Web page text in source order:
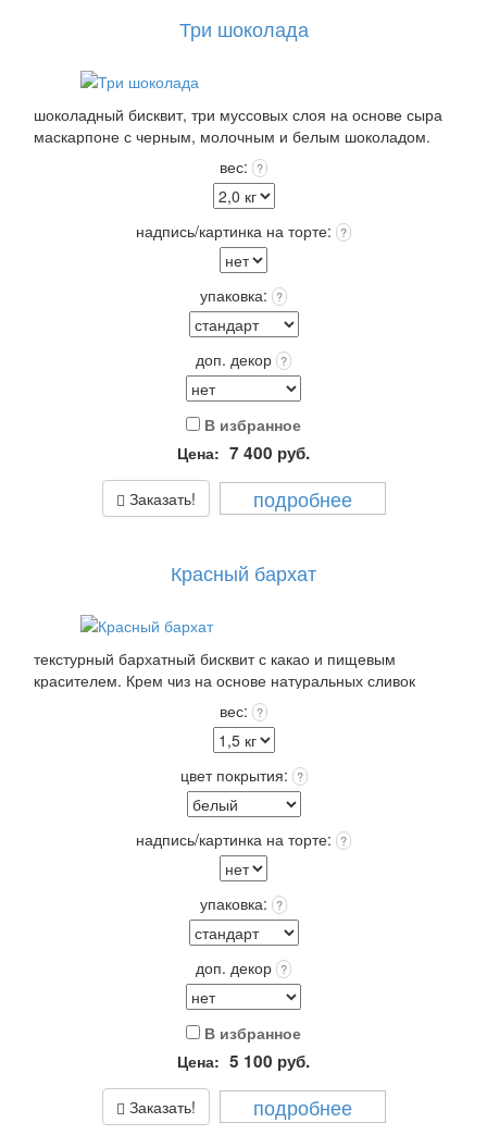
Три шоколада
шоколадный бисквит, три муссовых слоя на основе сыра
маскарпоне с черным, молочным и белым шоколадом.
Покрытие: крем чиз или крем пломбир выбранного цвета
+12 цветов Покрытия входит в стоимость!
Выберите: сделать Надпись на торте, это придаст торту
оригинальность и порадует Получателя!
Упаковка: Стандарт (белая) входит в стоимость.
Срок хранения: 72 часа (3 суток) при t 4+(-)2
вес: ?
надпись/картинка на торте: ?
упаковка: ?
доп. декор ?
В избранное
Цена: 7 400 руб.
Заказать! подробнее
Красный бархат
текстурный бархатный бисквит с какао и пищевым
красителем. Крем чиз на основе натуральных сливок
(33%) и творожного сыра. Покрытие: крем чиз или крем
пломбир выбранного цвета +12 цветов Покрытия входит в
Выберите: сделать Надпись на торте, это придаст торту
оригинальность и порадует Получателя!
Упаковка: Стандарт (белая) входит в стоимость.
Срок хранения: 72 часа (3 суток) при t 4+(-)2
вес: ?
цвет покрытия: ?
надпись/картинка на торте: ?
упаковка: ?
доп. декор ?
В избранное
Цена: 5 100 руб.
Заказать! подробнее